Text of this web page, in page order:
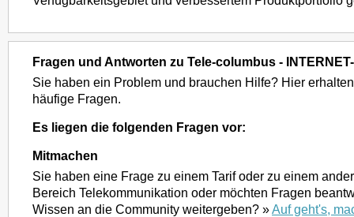
Fragen und Antworten zu Tele-columbus -
Sie haben ein Problem und brauchen Hilfe? Hier
häufige Fragen.
Es liegen die folgenden Fragen vor:
Mitmachen
Sie haben eine Frage zu einem Tarif oder zu einem
Bereich Telekommunikation oder möchten Fragen
Wissen an die Community weitergeben? »Auf geht's,